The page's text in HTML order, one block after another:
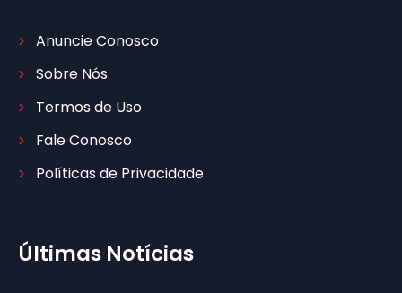
Anuncie Conosco
Sobre Nós
Termos de Uso
Fale Conosco
Políticas de Privacidade
Últimas Notícias